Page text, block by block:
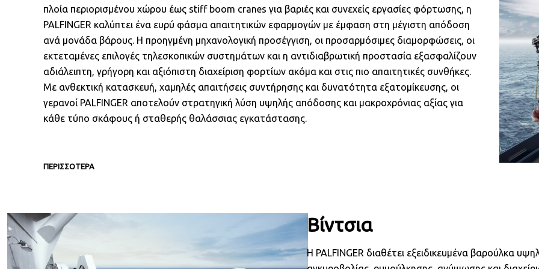
πλοία περιορισμένου χώρου έως stiff boom cranes για βαριές και συνεχείς εργασίες φόρτωσης, η
PALFINGER καλύπτει ένα ευρύ φάσμα απαιτητικών εφαρμογών με έμφαση στη μέγιστη απόδοση
ανά μονάδα βάρους. Η προηγμένη μηχανολογική προσέγγιση, οι προσαρμόσιμες διαμορφώσεις, οι
εκτεταμένες επιλογές τηλεσκοπικών συστημάτων και η αντιδιαβρωτική προστασία εξασφαλίζουν
αδιάλειπτη, γρήγορη και αξιόπιστη διαχείριση φορτίων ακόμα και στις πιο απαιτητικές συνθήκες.
Με ανθεκτική κατασκευή, χαμηλές απαιτήσεις συντήρησης και δυνατότητα εξατομίκευσης, οι
γερανοί PALFINGER αποτελούν στρατηγική λύση υψηλής απόδοσης και μακροχρόνιας αξίας για
κάθε τύπο σκάφους ή σταθερής θαλάσσιας εγκατάστασης.
ΠΕΡΙΣΣΟΤΕΡΑ
Βίντσια
Η PALFINGER διαθέτει εξειδικευμένα βαρούλκα